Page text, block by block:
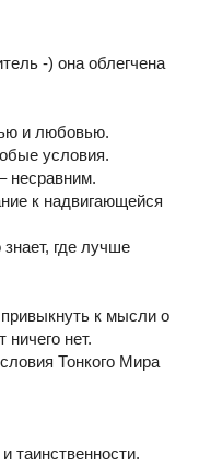
-) она облегчена
и любовью.
условия.
несравним.
к надвигающейся
где лучше
к мысли о
нет.
Тонкого Мира
таинственности.